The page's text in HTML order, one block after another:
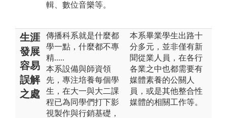
輯、數位音樂等。
生涯
發展
容易
誤解
之處
傳播科系就是什麼都
學一點，什麼都不專
精.....
本系設備與師資領
先，專注培養每個學
生，在大一與大二課
程已為同學們打下影
視製作與行銷基礎，
本系畢業學生出路十
分多元，並非僅有新
聞從業人員，在各行
各業之中也都需要有
媒體素養的公關人
員，或是其他整合性
媒體的相關工作等。